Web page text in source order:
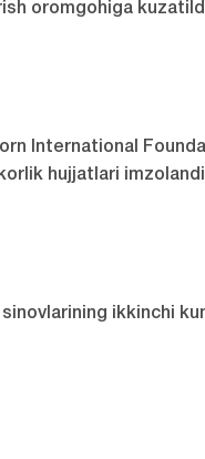
oromgohiga kuzatildi
International
hujjatlari imzolandi
ikkinchi